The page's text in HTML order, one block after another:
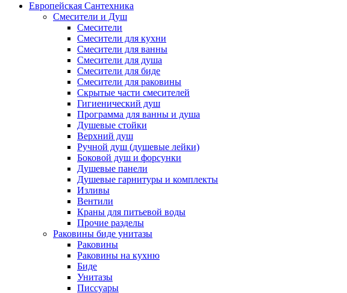
Европейская Сантехника
Смесители и Душ
Смесители
Смесители для кухни
Смесители для ванны
Смесители для душа
Смесители для биде
Смесители для раковины
Скрытые части смесителей
Гигиенический душ
Программа для ванны и душа
Душевые стойки
Верхний душ
Ручной душ (душевые лейки)
Боковой душ и форсунки
Душевые панели
Душевые гарнитуры и комплекты
Изливы
Вентили
Краны для питьевой воды
Прочие разделы
Раковины биде унитазы
Раковины
Раковины на кухню
Биде
Унитазы
Писсуары